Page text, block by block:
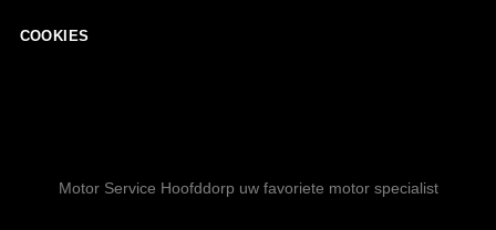
COOKIES
Motor Service Hoofddorp uw favoriete motor specialist